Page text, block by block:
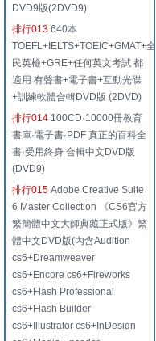
DVD9版(2DVD9)
排行013 640本
TOEFL+IELTS+TOEIC+GMAT+全
民英檢+GRE+任何英文考試 都
適用 有聲書+電子書+互動光碟
+訓練軟體合輯DVD版 (2DVD)
排行014 100CD·10000冊教育
書庫·電子書·PDF 真正的百科全
書·受用終身 合輯中文DVD版
(DVD9)
排行015 Adobe Creative Suite
6 Master Collection 《CS6官方
繁簡體中文大師典藏正式版》繁
體中文DVD版(內含Audition
cs6+Dreamweaver
cs6+Encore cs6+Fireworks
cs6+Flash Professional
cs6+Flash Builder
cs6+Illustrator cs6+InDesign